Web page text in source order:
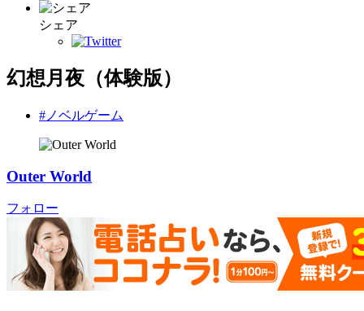
シェア
幻想月夜（体験版）
#ノベルゲーム
Outer World
フォロー